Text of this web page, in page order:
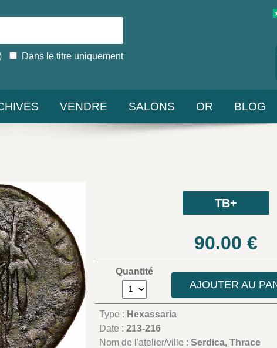
Dans le titre uniquement
VENDRE SALONS OR BLOG
TB+
90.00 €
Quantité
AJOUTER AU
Type : Hexassaria
Date :213-216
Nom de l'atelier/ville :Serdica, Thrace